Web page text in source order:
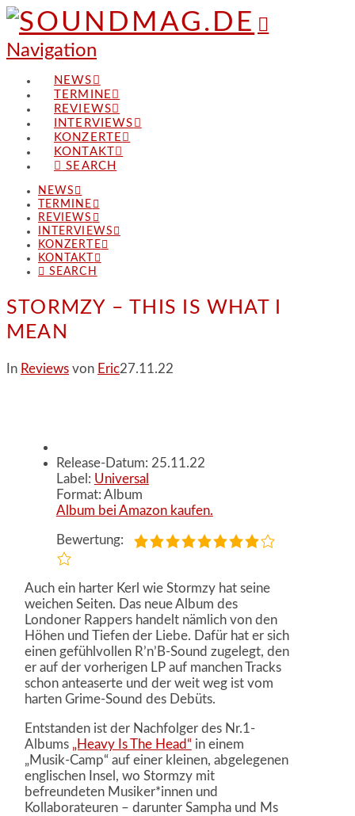
Navigation
NEWS
TERMINE
REVIEWS
INTERVIEWS
KONZERTE
KONTAKT
SEARCH
NEWS
TERMINE
REVIEWS
INTERVIEWS
KONZERTE
KONTAKT
SEARCH
STORMZY – THIS IS WHAT I
MEAN
In Reviews von Eric27.11.22
Release-Datum: 25.11.22
Label: Universal
Format: Album
Album bei Amazon kaufen.
Bewertung:
Auch ein harter Kerl wie Stormzy hat seine
weichen Seiten. Das neue Album des
Londoner Rappers handelt nämlich von den
Höhen und Tiefen der Liebe. Dafür hat er sich
einen gefühlvollen R’n’B-Sound zugelegt, den
er auf der vorherigen LP auf manchen Tracks
schon anteaserte und der weit weg ist vom
harten Grime-Sound des Debüts.
Entstanden ist der Nachfolger des Nr.1-
Albums „Heavy Is The Head“ in einem
„Musik-Camp“ auf einer kleinen, abgelegenen
englischen Insel, wo Stormzy mit
befreundeten Musiker*innen und
Kollaborateuren – darunter Sampha und Ms